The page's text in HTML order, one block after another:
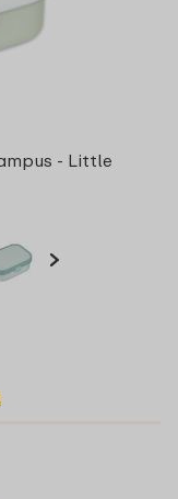
- Little